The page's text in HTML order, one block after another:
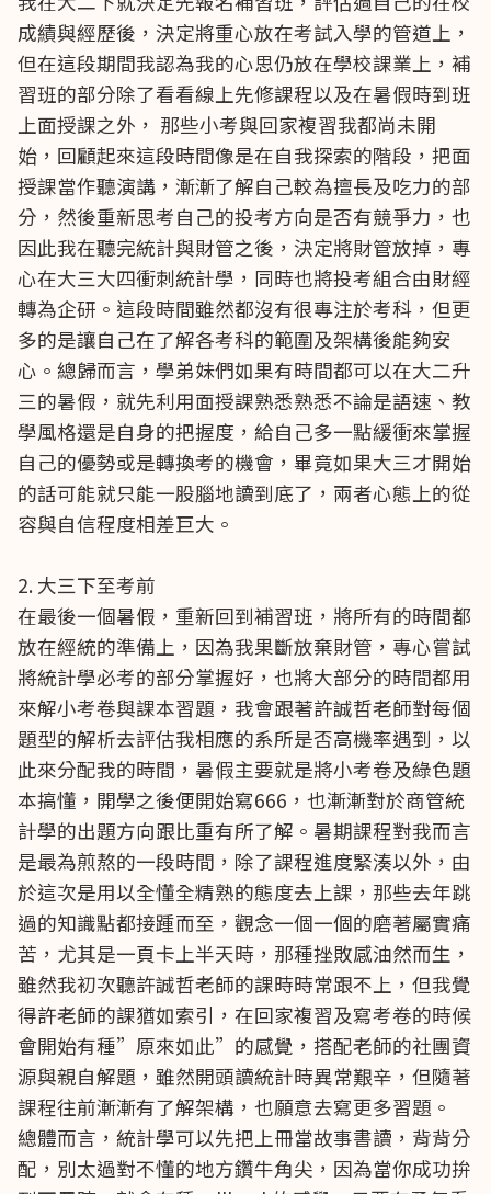
成績與經歷後，決定將重心放在考試入學的管道上，
但在這段期間我認為我的心思仍放在學校課業上，補
習班的部分除了看看線上先修課程以及在暑假時到班
上面授課之外， 那些小考與回家複習我都尚未開
始，回顧起來這段時間像是在自我探索的階段，把面
授課當作聽演講，漸漸了解自己較為擅長及吃力的部
分，然後重新思考自己的投考方向是否有競爭力，也
因此我在聽完統計與財管之後，決定將財管放掉，專
心在大三大四衝刺統計學，同時也將投考組合由財經
轉為企研。這段時間雖然都沒有很專注於考科，但更
多的是讓自己在了解各考科的範圍及架構後能夠安
心。總歸而言，學弟妹們如果有時間都可以在大二升
三的暑假，就先利用面授課熟悉熟悉不論是語速、教
學風格還是自身的把握度，給自己多一點緩衝來掌握
自己的優勢或是轉換考的機會，畢竟如果大三才開始
的話可能就只能一股腦地讀到底了，兩者心態上的從
容與自信程度相差巨大。
2. 大三下至考前
在最後一個暑假，重新回到補習班，將所有的時間都
放在經統的準備上，因為我果斷放棄財管，專心嘗試
將統計學必考的部分掌握好，也將大部分的時間都用
來解小考卷與課本習題，我會跟著許誠哲老師對每個
題型的解析去評估我相應的系所是否高機率遇到，以
此來分配我的時間，暑假主要就是將小考卷及綠色題
本搞懂，開學之後便開始寫666，也漸漸對於商管統
計學的出題方向跟比重有所了解。暑期課程對我而言
是最為煎熬的一段時間，除了課程進度緊湊以外，由
於這次是用以全懂全精熟的態度去上課，那些去年跳
過的知識點都接踵而至，觀念一個一個的磨著屬實痛
苦，尤其是一頁卡上半天時，那種挫敗感油然而生，
雖然我初次聽許誠哲老師的課時時常跟不上，但我覺
得許老師的課猶如索引，在回家複習及寫考卷的時候
會開始有種”原來如此”的感覺，搭配老師的社團資
源與親自解題，雖然開頭讀統計時異常艱辛，但隨著
課程往前漸漸有了解架構，也願意去寫更多習題。
總體而言，統計學可以先把上冊當故事書讀，背背分
配，別太過對不懂的地方鑽牛角尖，因為當你成功拚